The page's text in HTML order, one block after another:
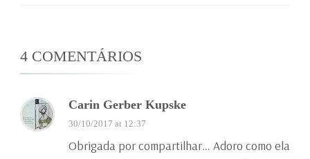
4 COMENTÁRIOS
Carin Gerber Kupske
30/10/2017 at 12:37
Obrigada por compartilhar… Adoro como ela